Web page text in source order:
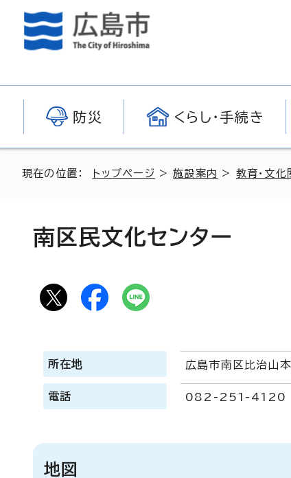
防災 くらし・手続き
現在の位置： トップページ >施設案内 > 教育・文化
南区民文化センター
所在地 広島市南区比治山
電話 082-251-4120
地図